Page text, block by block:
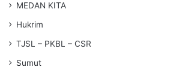
MEDAN KITA
Hukrim
TJSL – PKBL – CSR
Sumut